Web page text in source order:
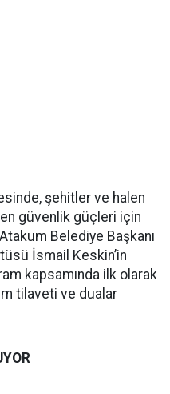
şehitler ve halen
güvenlik güçleri için
Belediye Başkanı
İsmail Keskin’in
kapsamında ilk olarak
tilaveti ve dualar